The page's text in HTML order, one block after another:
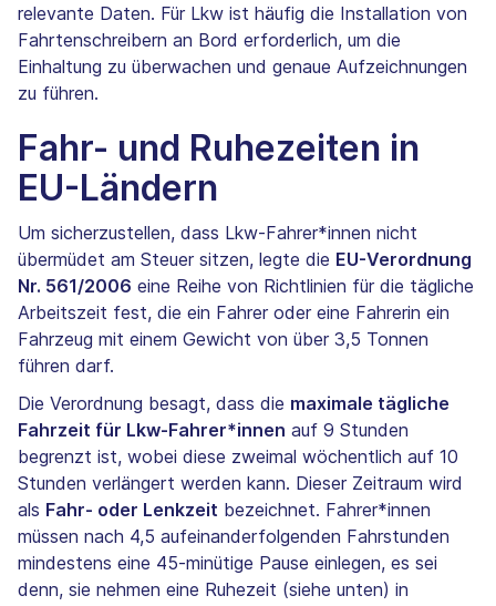
relevante Daten. Für Lkw ist häufig die Installation von
Fahrtenschreibern an Bord erforderlich, um die
Einhaltung zu überwachen und genaue Aufzeichnungen
zu führen.
Fahr- und Ruhezeiten in
EU-Ländern
Um sicherzustellen, dass Lkw-Fahrer*innen nicht
übermüdet am Steuer sitzen, legte die EU-Verordnung
Nr. 561/2006 eine Reihe von Richtlinien für die tägliche
Arbeitszeit fest, die ein Fahrer oder eine Fahrerin ein
Fahrzeug mit einem Gewicht von über 3,5 Tonnen
führen darf.
Die Verordnung besagt, dass die maximale tägliche
Fahrzeit für Lkw-Fahrer*innen auf 9 Stunden
begrenzt ist, wobei diese zweimal wöchentlich auf 10
Stunden verlängert werden kann. Dieser Zeitraum wird
als Fahr- oder Lenkzeit bezeichnet. Fahrer*innen
müssen nach 4,5 aufeinanderfolgenden Fahrstunden
mindestens eine 45-minütige Pause einlegen, es sei
denn, sie nehmen eine Ruhezeit (siehe unten) in